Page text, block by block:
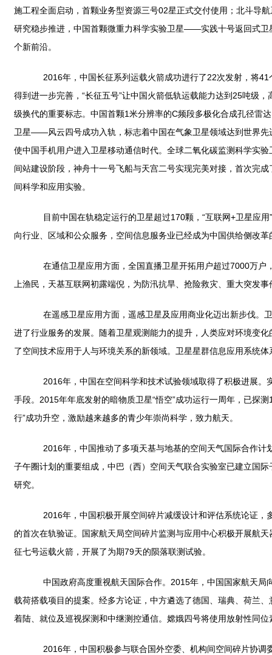
施工程全面启动，首颗业务型资源三号02星正式交付使用；北斗导
研究稳步推进，中国首颗微重力科学实验卫星——实践十号返回式卫
个新前沿。
2016年，中国长征系列运载火箭成功进行了22次发射，将41
得到进一步完善，“长征五号”让中国火箭低轨运载能力达到25吨级
级换代的重要标志。中国首颗1米分辨率的C频段多极化合成孔径雷
卫星——风云四号成功入轨，标志着中国在气象卫星领域达到世界
使中国手机用户进入卫星移动通信时代。全球二氧化碳监测科学实
间站建设阶段，神舟十一号飞船与天宫二号实现完美对接，首次完
间科学和应用实验。
目前中国在轨稳定运行的卫星超过170颗，“互联网+卫星应用
向行业、区域和公众服务，空间信息服务业已经成为中国供给侧改革
在通信卫星应用方面，全国直播卫星开拓用户超过7000万户
上渔民，天基互联网初露端倪，为防汛抗旱、抢险救灾、重大突发
在遥感卫星应用方面，遥感卫星及应用商业化迈出新步伐。
进了行业服务的发展。随着卫星观测能力的提升，人类应对环境变
了空间技术应用于人与环境关系的新领域。卫星星群信息应用系统
2016年，中国在空间科学和技术试验领域取得了积极进展。
手段。2015年年底发射的暗物质卫星“悟空”成功运行一周年，已探
行”成功升空，激励越来越多的青少年崇尚科学，致力航天。
2016年，中国推动了多项天基与地基的空间天气国际合作计
子午圈计划的重要组成，中巴（西）空间天气联合实验室已建立国
研究。
2016年，中国积极开展空间碎片减缓设计和评估系统论证，
的首次在轨验证。国家航天局空间碎片监测与应用中心积极开展航
征七号运载火箭，开展了为期79天的陨落联测试验。
中国政府高度重视航天国际合作。2015年，中国国家航天局
载荷搭载项目的提案。经多方论证，中方遴选了德国、瑞典、荷兰
着陆、就位及巡视探测和中继测控通信。嫦娥四号将使用放射性同
2016年，中国积极参与联合国外空委、机构间空间碎片协调